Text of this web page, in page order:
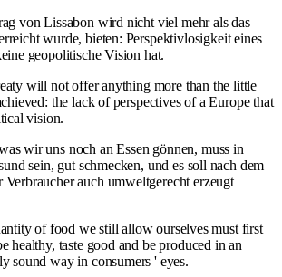
von Lissabon wird nicht viel mehr als das
wurde, bieten: Perspektivlosigkeit eines
geopolitische Vision hat.
will not offer anything more than the little
the lack of perspectives of a Europe that
vision.
wir uns noch an Essen gönnen, muss in
sein, gut schmecken, und es soll nach dem
auch umweltgerecht erzeugt
of food we still allow ourselves must first
healthy, taste good and be produced in an
sound way in consumers ' eyes.